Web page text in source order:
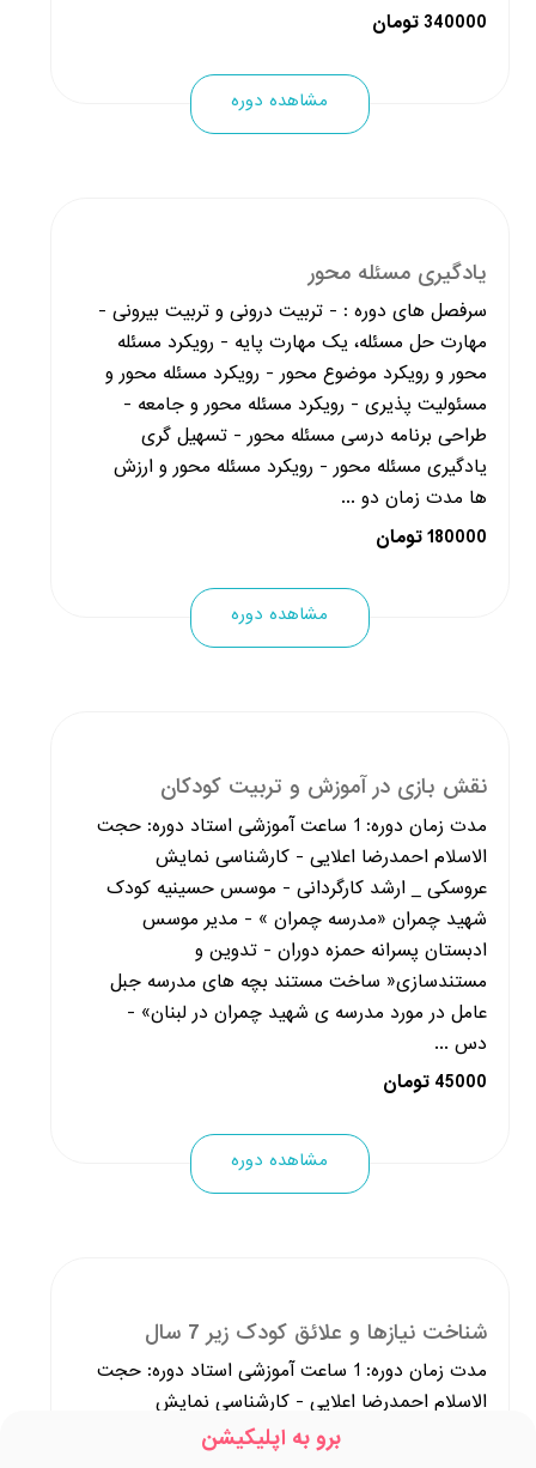
340000 تومان
مشاهده دوره
یادگیری مسئله محور
سرفصل های دوره : - تربیت درونی و تربیت بیرونی -
مهارت حل مسئله، یک مهارت پایه - رویکرد مسئله
محور و رویکرد موضوع محور - رویکرد مسئله محور و
مسئولیت پذیری - رویکرد مسئله محور و جامعه -
طراحی برنامه درسی مسئله محور - تسهیل گری
یادگیری مسئله محور - رویکرد مسئله محور و ارزش
ها مدت زمان دو ...
180000 تومان
مشاهده دوره
نقش بازی در آموزش و تربیت کودکان
مدت زمان دوره: 1 ساعت آموزشی استاد دوره: حجت
الاسلام احمدرضا اعلایی - کارشناسی نمایش
عروسکی _ ارشد کارگردانی - موسس حسینیه کودک
شهید چمران «مدرسه چمران » - مدیر موسس
ادبستان پسرانه حمزه دوران - تدوین و
مستندسازی« ساخت مستند بچه های مدرسه جبل
عامل در مورد مدرسه ی شهید چمران در لبنان» -
دس ...
45000 تومان
مشاهده دوره
شناخت نیازها و علائق کودک زیر 7 سال
مدت زمان دوره: 1 ساعت آموزشی استاد دوره: حجت
الاسلام احمدرضا اعلایی - کارشناسی نمایش
عروسکی _ ارشد کارگردانی - موسس حسینیه کودک
برو به اپلیکیشن